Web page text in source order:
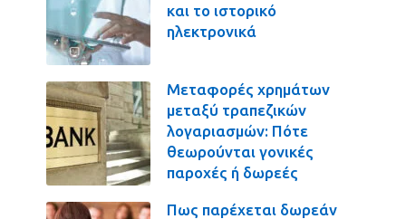
και το ιστορικό
ηλεκτρονικά
Μεταφορές χρημάτων
μεταξύ τραπεζικών
λογαριασμών: Πότε
θεωρούνται γονικές
παροχές ή δωρεές
Πως παρέχεται δωρεάν